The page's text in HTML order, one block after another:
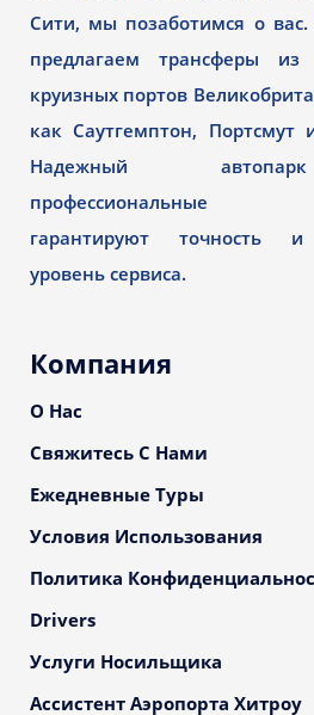
Сити, мы позаботимся о
предлагаем трансферы из
круизных портов
как Саутгемптон, Портсмут
Надежный
профессиональные
гарантируют точность
уровень сервиса.
Компания
О Нас
Свяжитесь С Нами
Ежедневные Туры
Условия Использования
Политика
Drivers
Услуги Носильщика
Ассистент Аэропорта Хитроу